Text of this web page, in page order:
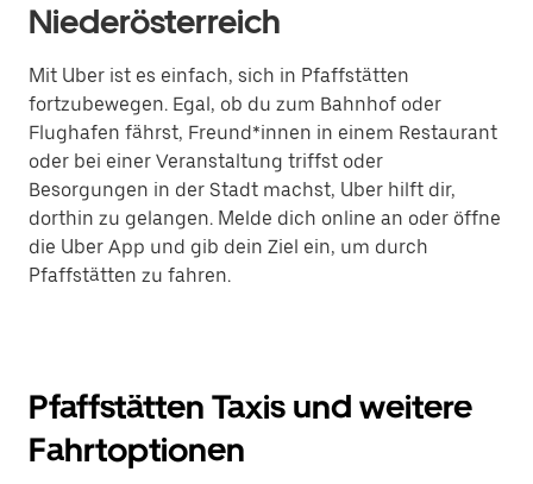
Niederösterreich
Mit Uber ist es einfach, sich in Pfaffstätten
fortzubewegen. Egal, ob du zum Bahnhof oder
Flughafen fährst, Freund*innen in einem Restaurant
oder bei einer Veranstaltung triffst oder
Besorgungen in der Stadt machst, Uber hilft dir,
dorthin zu gelangen. Melde dich online an oder öffne
die Uber App und gib dein Ziel ein, um durch
Pfaffstätten zu fahren.
Pfaffstätten Taxis und weitere
Fahrtoptionen